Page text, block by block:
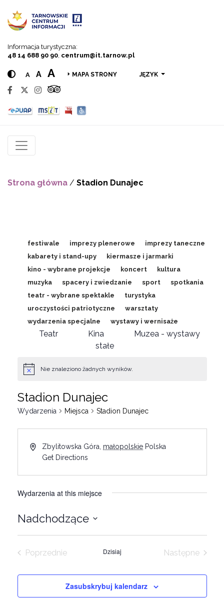
Informacja turystyczna:
48 14 688 90 90 centrum@it.tarnow.pl
A A A MAPA STRONY JĘZYK
Strona główna / Stadion Dunajec
festiwale imprezy plenerowe
imprezy taneczne
kabarety i stand-upy
kiermasze i jarmarki
kino - wybrane projekcje
koncert
kultura
muzyka
spacery i zwiedzanie sport
spotkania
teatr - wybrane spektakle
turystyka
uroczystości patriotyczne
warsztaty
wydarzenia specjalne
wystawy i wernisaże
Teatr Kina
Muzea - wystawy
stałe
Nie znaleziono żadnych wyników.
Stadion Dunajec
Wydarzenia Miejsca Stadion Dunajec
Zbylitowska Góra małopolskie Polska
Get Directions
Wydarzenia at this miejsce
Nadchodzące
Poprzednie
Dzisiaj
Następne
Zasubskrybuj kalendarz